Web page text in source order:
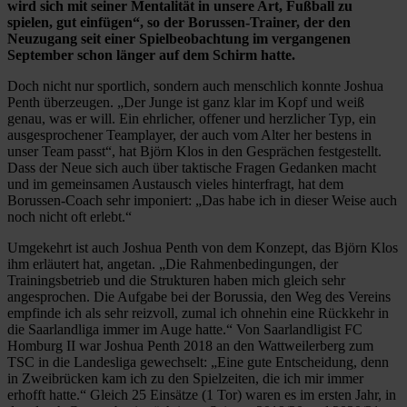
wird sich mit seiner Mentalität in unsere Art, Fußball zu
spielen, gut einfügen“, so der Borussen-Trainer, der den
Neuzugang seit einer Spielbeobachtung im vergangenen
September schon länger auf dem Schirm hatte.
Doch nicht nur sportlich, sondern auch menschlich konnte Joshua
Penth überzeugen. „Der Junge ist ganz klar im Kopf und weiß
genau, was er will. Ein ehrlicher, offener und herzlicher Typ, ein
ausgesprochener Teamplayer, der auch vom Alter her bestens in
unser Team passt“, hat Björn Klos in den Gesprächen festgestellt.
Dass der Neue sich auch über taktische Fragen Gedanken macht
und im gemeinsamen Austausch vieles hinterfragt, hat dem
Borussen-Coach sehr imponiert: „Das habe ich in dieser Weise auch
noch nicht oft erlebt.“
Umgekehrt ist auch Joshua Penth von dem Konzept, das Björn Klos
ihm erläutert hat, angetan. „Die Rahmenbedingungen, der
Trainingsbetrieb und die Strukturen haben mich gleich sehr
angesprochen. Die Aufgabe bei der Borussia, den Weg des Vereins
empfinde ich als sehr reizvoll, zumal ich ohnehin eine Rückkehr in
die Saarlandliga immer im Auge hatte.“ Von Saarlandligist FC
Homburg II war Joshua Penth 2018 an den Wattweilerberg zum
TSC in die Landesliga gewechselt: „Eine gute Entscheidung, denn
in Zweibrücken kam ich zu den Spielzeiten, die ich mir immer
erhofft hatte.“ Gleich 25 Einsätze (1 Tor) waren es im ersten Jahr, in